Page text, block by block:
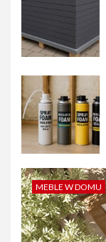
MEBLE W DOMU